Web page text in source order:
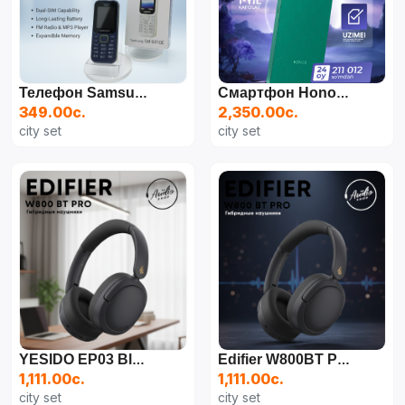
Телефон Samsung Guru Music 2 (SM-B310E)
349.00с.
city set
Смартфон Honor X8c 8GB | 256GB
2,350.00с.
city set
YESIDO EP03 Bluetooth Беспроводная Стереогарнитура Складные Наушники С Аудиокабелем
1,111.00с.
city set
Edifier W800BT PRO — Беспроводные Наушники С Активным Шумоподавлением
1,111.00с.
city set